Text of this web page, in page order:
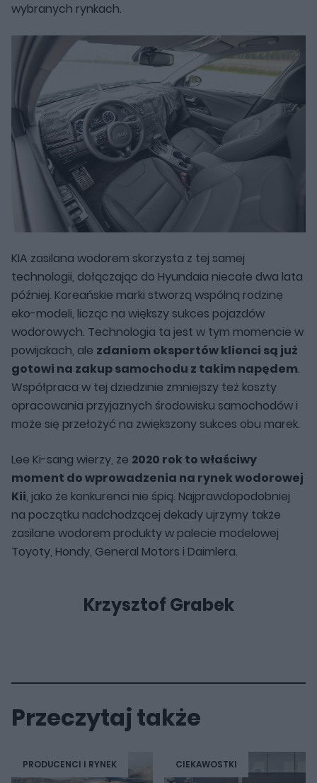
wybranych rynkach.
KIA zasilana wodorem skorzysta z tej samej
technologii, dołączając do Hyundaia niecałe dwa lata
później. Koreańskie marki stworzą wspólną rodzinę
eko-modeli, licząc na większy sukces pojazdów
wodorowych. Technologia ta jest w tym momencie w
powijakach, ale zdaniem ekspertów klienci są już
gotowi na zakup samochodu z takim napędem.
Współpraca w tej dziedzinie zmniejszy też koszty
opracowania przyjaznych środowisku samochodów i
może się przełożyć na zwiększony sukces obu marek.
Lee Ki-sang wierzy, że 2020 rok to właściwy
moment do wprowadzenia na rynek wodorowej
Kii, jako że konkurenci nie śpią. Najprawdopodobniej
na początku nadchodzącej dekady ujrzymy także
zasilane wodorem produkty w palecie modelowej
Toyoty, Hondy, General Motors i Daimlera.
Krzysztof Grabek
Przeczytaj także
PRODUCENCI I RYNEK CIEKAWOSTKI